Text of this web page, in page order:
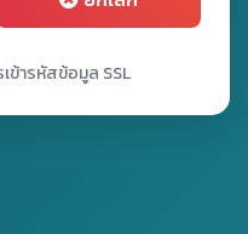
ารหัสข้อมูล SSL